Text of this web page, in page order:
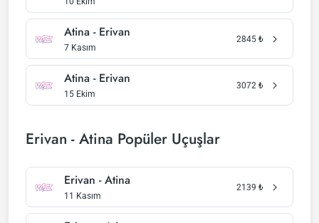
Atina - Erivan
7 Kasım
2845 ₺
Atina - Erivan
15 Ekim
3072 ₺
Erivan - Atina Popüler Uçuşlar
Erivan - Atina
11 Kasım
2139 ₺